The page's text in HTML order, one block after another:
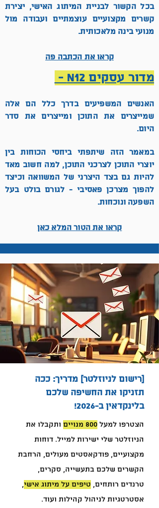
בכל הקשור לבניית המיתוג האישי, יצירת
קשרים מקצועיים עוצמתיים ועבודה מול
מנועי בינה מלאכותית.
קראו את הכתבה פה
מדור עסקים N12 -
האנשים המשפיעים בדרך כלל הם אלה
שמייצרים את התוכן ומייצרים את סדר
היום.
במאמר הזה שיתפתי ביחסי הכוחות בין
יוצרי התוכן לצרכני התוכן, למה חשוב מאד
להיות גם בצד היצרני של המשוואה וכיצד
להפוך מצרכן פאסיבי - לגורם בולט בעל
השפעה ונוכחות.
קראו את הטור המלא כאן
[רישום לניוזלטר] מדריך: ככה
תזניקו את החשיפה שלכם
בלינקדאין ב-2026!
הצטרפו למעל 800 מנויים
ותקבלו את
הניוזלטר שלי ישירות למייל. דוחות
מקצועיים, פודקאסטים מעולים, הרחבת
הקשרים שלכם בתעשייה, סקרים,
טרנדים רותחים, טיפים על מיתוג אישי,
אסטרטגיות לניהול קהילות ועוד.